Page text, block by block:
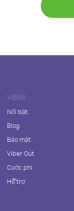
VIBER
Nổi bật
Blog
Bảo mật
Viber Out
Cước phí
Hỗ trợ